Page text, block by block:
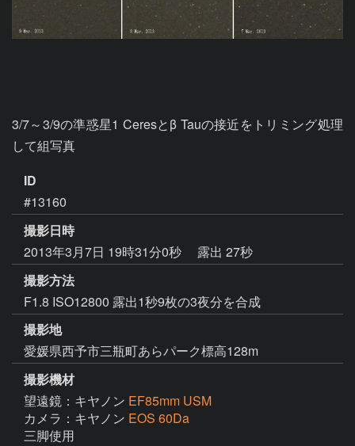
3/7～3/9の準惑星1 Ceresとβ Tauの接近をトリミング処理
して組写真
ID
#13160
撮影日時
2013年3月7日 19時31分0秒
露出 27秒
撮影方法
F1.8 ISO12800 露出1秒9枚の3夜分を合成
撮影地
愛媛県西予市三瓶町あらパーク標高128m
撮影機材
望遠鏡：キヤノン EF85mm USM
カメラ：キヤノン EOS 60Da
三脚使用